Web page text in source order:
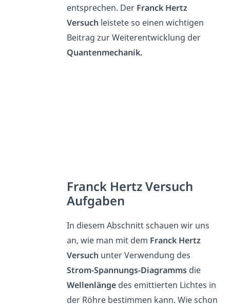
entsprechen. Der Franck Hertz
Versuch leistete so einen wichtigen
Beitrag zur Weiterentwicklung der
Quantenmechanik.
Franck Hertz Versuch
Aufgaben
In diesem Abschnitt schauen wir uns
an, wie man mit dem Franck Hertz
Versuch unter Verwendung des
Strom-Spannungs-Diagramms die
Wellenlänge des emittierten Lichtes in
der Röhre bestimmen kann. Wie schon